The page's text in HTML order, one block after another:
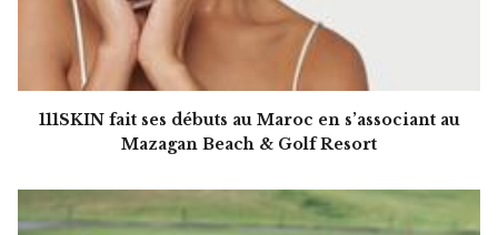
111SKIN fait ses débuts au Maroc en s’associant au
Mazagan Beach & Golf Resort